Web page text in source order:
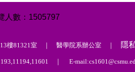
1505797
13樓81321室 ｜ 醫學院系辦公室 ｜ 隱
｜ E-